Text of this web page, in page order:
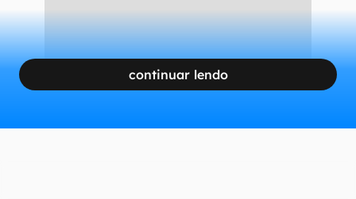
continuar lendo